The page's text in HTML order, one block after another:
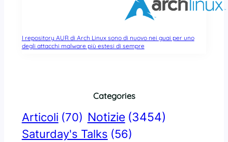
I repository AUR di Arch Linux sono di nuovo nei guai per uno
degli attacchi malware più estesi di sempre
Categories
Articoli (70) Notizie (3454)
Saturday's Talks (56)